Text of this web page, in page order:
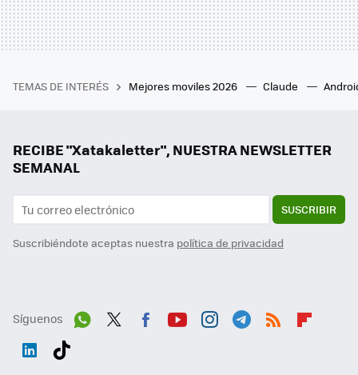
TEMAS DE INTERÉS Mejores moviles 2026 Claude
RECIBE "Xatakaletter", NUESTRA NEWSLETTER
SEMANAL
SUSCRIBIR
Suscribiéndote aceptas nuestra política de privacidad
Síguenos